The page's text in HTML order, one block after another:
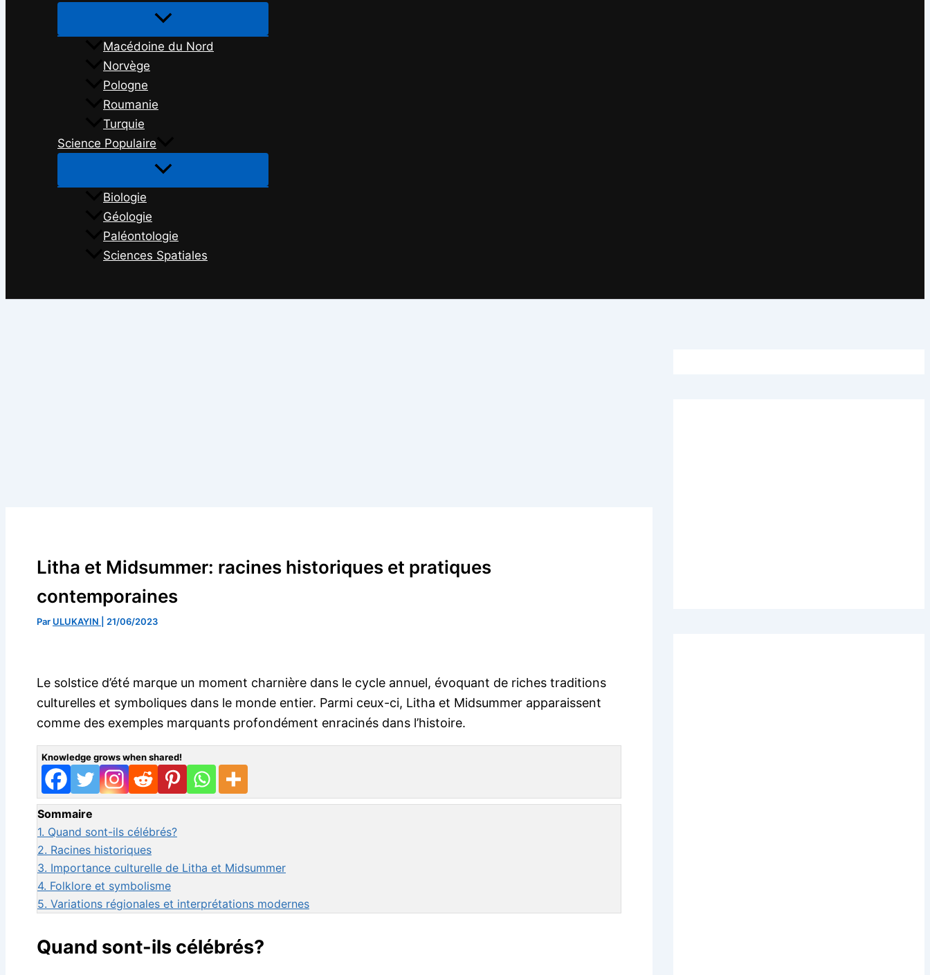
Macédoine du Nord
Norvège
Pologne
Roumanie
Turquie
Science Populaire
Biologie
Géologie
Paléontologie
Sciences Spatiales
Litha et Midsummer: racines historiques et pratiques
contemporaines
Par ULUKAYIN 21/06/2023
Le solstice d’été marque un moment charnière dans le cycle annuel, évoquant de riches traditions
culturelles et symboliques dans le monde entier. Parmi ceux-ci, Litha et Midsummer apparaissent
comme des exemples marquants profondément enracinés dans l’histoire.
Knowledge grows when shared!
Sommaire
1. Quand sont-ils célébrés?
2. Racines historiques
3. Importance culturelle de Litha et Midsummer
4. Folklore et symbolisme
5. Variations régionales et interprétations modernes
Quand sont-ils célébrés?